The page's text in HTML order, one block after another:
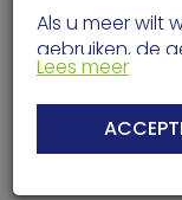
steeds minder
dagen wil je
nieuws: met
een paar
Als u meer wilt
gebruiken, de
worden en
onsprivacy
Geef
Lees meer